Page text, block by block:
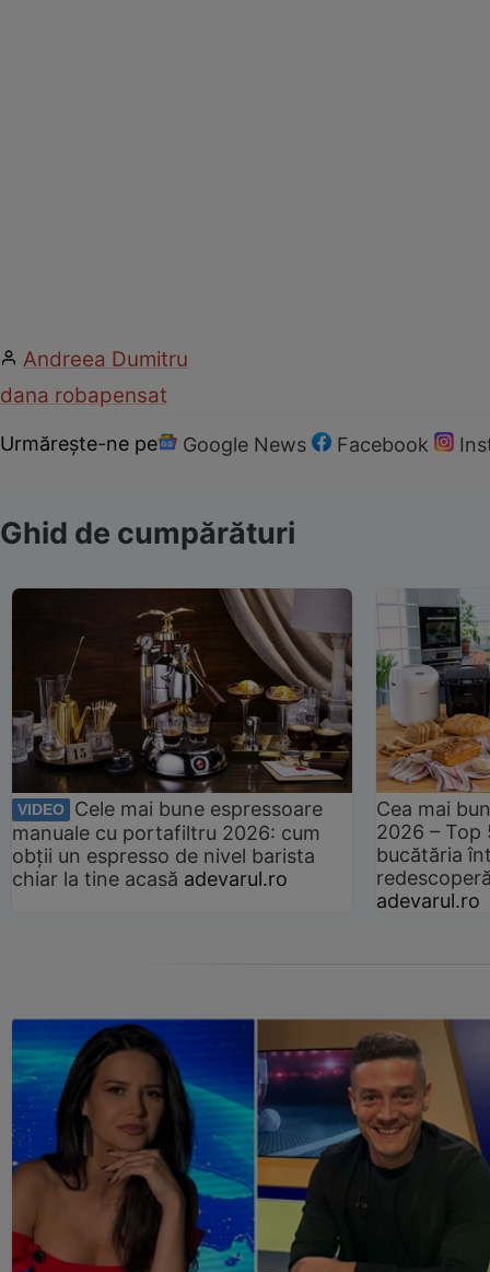
Andreea Dumitru
dana robapensat
Urmărește-ne pe Google News Facebook
Ghid de cumpărături
VIDEO
Cele mai bune espressoare
manuale cu portafiltru 2026: cum
obții un espresso de nivel barista
chiar la tine acasă adevarul.ro
Cea mai
2026 –
bucătăria
adevarul.ro